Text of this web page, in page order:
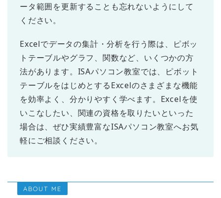
ータ範囲を更新することも忘れないようにして
ください。
Excelでデータの集計・分析を行う際は、ピボッ
トテーブルやグラフ、関数など、いくつかの方
法があります。ISAパソコン教室では、ピボット
テーブルをはじめとするExcelのさまざまな機能
を効率よく、分かりやすく学べます。Excelを使
いこなしたい、関連の資格を取りたいといった
場合は、ぜひ実績豊富なISAパソコン教室へお気
軽にご相談ください。
ABOUT ME